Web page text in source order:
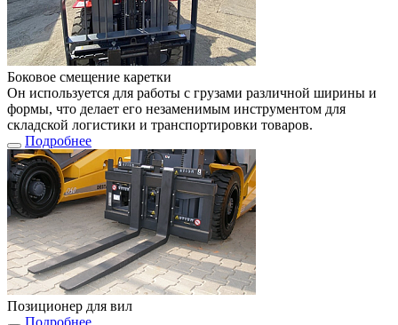
Боковое смещение каретки
Он используется для работы с грузами различной ширины и
формы, что делает его незаменимым инструментом для
складской логистики и транспортировки товаров.
Подробнее
Позиционер для вил
Подробнее